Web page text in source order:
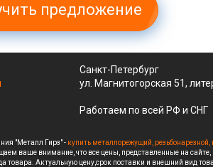
предложение
Санкт-Петербург
ул. Магнитогорская 51,
Работаем по всей РФ и СНГ
"Металл Гирз" - купить металлорежущий,
ваше внимание, что все цены, представленные на
товара. Актуальную цену,срок поставки и внешний вид